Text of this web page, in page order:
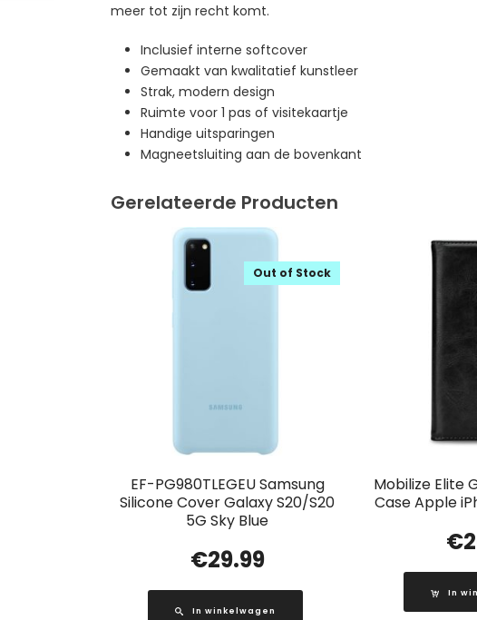
meer tot zijn recht komt.
Inclusief interne softcover
Gemaakt van kwalitatief kunstleer
Strak, modern design
Ruimte voor 1 pas of visitekaartje
Handige uitsparingen
Magneetsluiting aan de bovenkant
Gerelateerde Producten
EF-PG980TLEGEU Samsung
Silicone Cover Galaxy S20/S20
5G Sky Blue
Out of Stock
€29.99
In winkelwagen
Mobilize Elite
Case Apple
€
In